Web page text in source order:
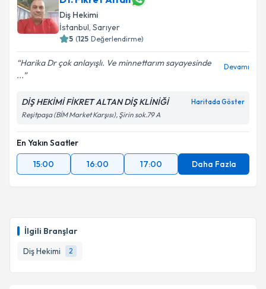
İlgili Branşlar
Diş Hekimi
2
oluşturun. Size bu uzmandan randevu almanız için bir
takvim hazırlandığında e-posta ile bilgilendireceğiz.
E-posta Adresiniz
Kişisel verilerimin işlenmesine ilişkin
Aydınlatma
Metni'ni okudum ve kişisel verilerimin belirtilen
Takvim Talebini Gönder
Diş Hekimi
İstanbul, Sarıyer
5 (125 Değerlendirme)
Harika Dr çok anlayışlı. Ve minnettarım sayayesinde
...
Devamı
DİŞ HEKİMİ FİKRET ALTAN DİŞ KLİNİĞİ Haritada Göster
Reşitpaşa (BİM Market Karşısı), Şirin sok.79 A
En Yakın Saatler
15:00
16:00 17:00 Daha Fazla